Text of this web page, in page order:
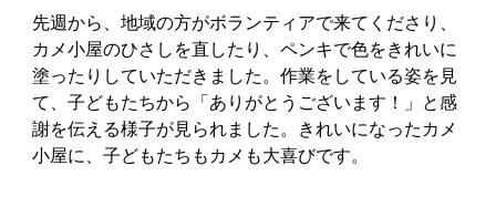
先週から、地域の方がボランティアで来てくださり、
カメ小屋のひさしを直したり、ペンキで色をきれいに
塗ったりしていただきました。作業をしている姿を見
て、子どもたちから「ありがとうございます！」と感
謝を伝える様子が見られました。きれいになったカメ
小屋に、子どもたちもカメも大喜びです。